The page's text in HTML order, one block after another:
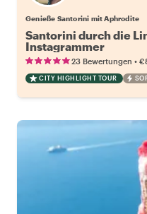
Genieße Santorini mit Aphrodite
Santorini durch die
Instagrammer
23 Bewertungen •
CITY HIGHLIGHT TOUR